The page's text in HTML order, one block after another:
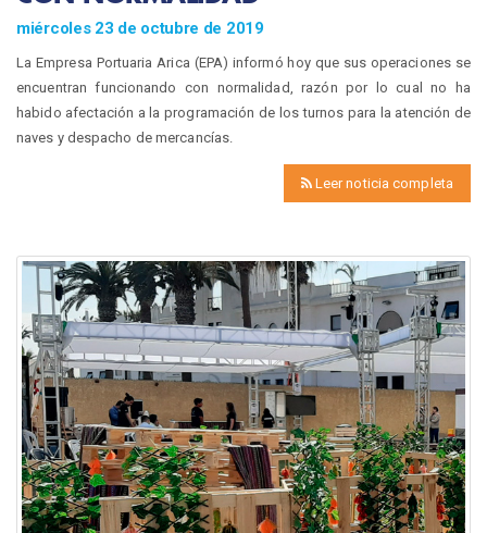
miércoles 23 de octubre de 2019
La Empresa Portuaria Arica (EPA) informó hoy que sus operaciones se
encuentran funcionando con normalidad, razón por lo cual no ha
habido afectación a la programación de los turnos para la atención de
naves y despacho de mercancías.
Leer noticia completa